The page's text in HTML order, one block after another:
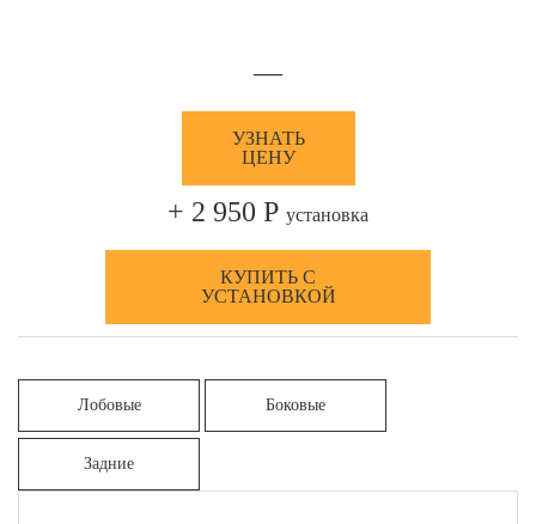
—
УЗНАТЬ
ЦЕНУ
+ 2 950 Р установка
КУПИТЬ С
УСТАНОВКОЙ
Лобовые Боковые
Задние